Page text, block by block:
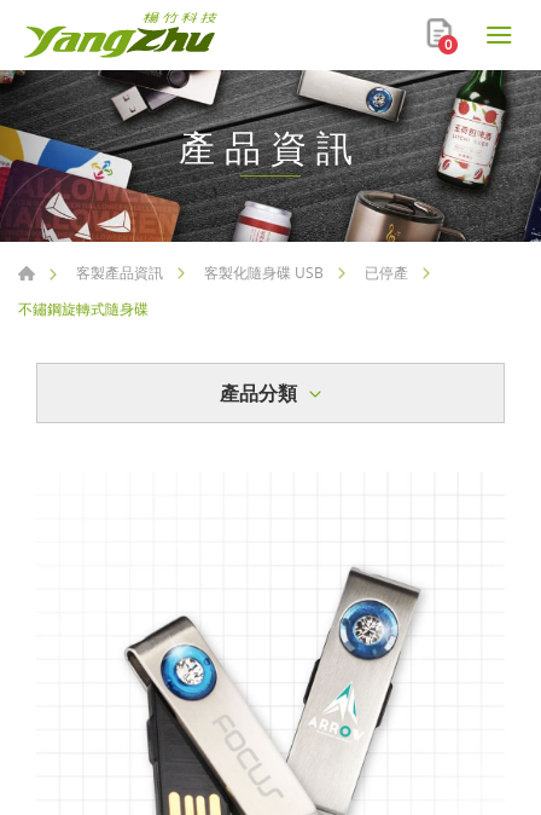
0
產品資訊
客製產品資訊 客製化隨身碟 USB
已停產
不鏽鋼旋轉式隨身碟
產品分類